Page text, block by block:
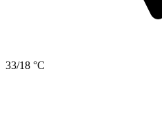
33/18 °C